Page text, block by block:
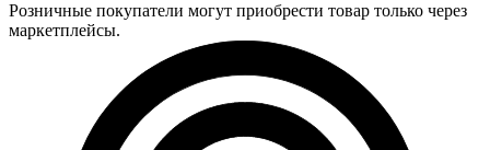
Розничные покупатели могут приобрести товар только через
маркетплейсы.